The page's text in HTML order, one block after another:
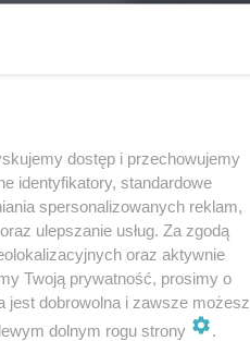
dostęp i przechowujemy
identyfikatory, standardowe
spersonalizowanych reklam,
ulepszanie usług. Za zgodą
oraz aktywnie
Twoją prywatność, prosimy o
jest dobrowolna i zawsze możesz
dolnym rogu strony
.